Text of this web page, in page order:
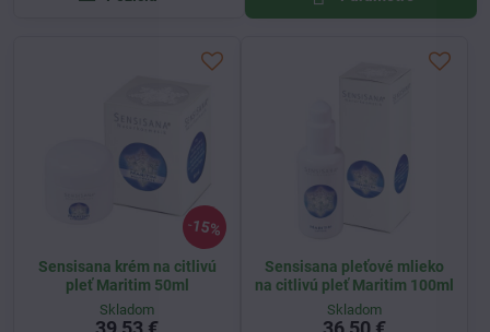
15%
Sensisana krém na citlivú
pleť Maritim 50ml
Skladom
Sensisana pleťové mlieko
na citlivú pleť Maritim 100ml
Skladom